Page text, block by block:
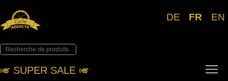
DE FR EN
🎺︎ SUPER SALE 🎺︎